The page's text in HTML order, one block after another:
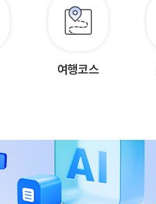
여행코스